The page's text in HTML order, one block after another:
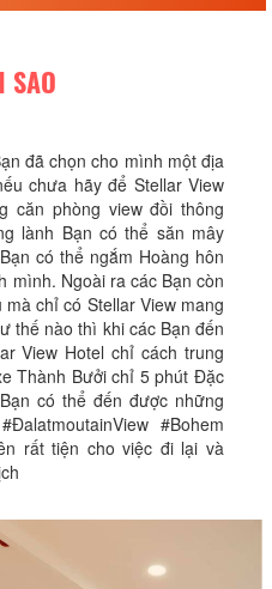
SAO
đã chọn cho mình một địa
chưa hãy để Stellar View
căn phòng view đồi thông
lành Bạn có thể săn mây
có thể ngắm Hoàng hôn
mình. Ngoài ra các Bạn còn
chỉ có Stellar View mang
thế nào thì khi các Bạn đến
View Hotel chỉ cách trung
Thành Bưởi chỉ 5 phút Đặc
có thể đến được những
#Bohem
rất tiện cho việc đi lại và